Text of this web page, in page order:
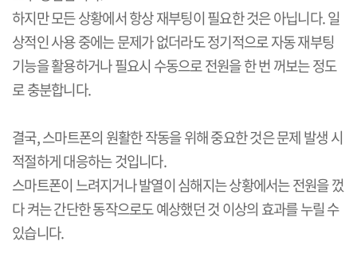
하지만 모든 상황에서 항상 재부팅이 필요한 것은 아닙니다.일
상적인 사용 중에는 문제가 없더라도 정기적으로 자동 재부팅
기능을 활용하거나 필요시 수동으로 전원을 한 번 꺼보는 정도
로 충분합니다.
결국,스마트폰의 원활한 작동을 위해 중요한 것은 문제 발생 시
적절하게 대응하는 것입니다.
스마트폰이 느려지거나 발열이 심해지는 상황에서는 전원을 껐
다 켜는 간단한 동작으로도 예상했던 것 이상의 효과를 누릴 수
있습니다.